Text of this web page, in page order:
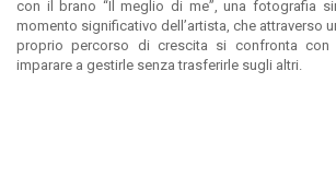
con il brano “Il meglio di me”, una fotografia
momento significativo dell’artista, che attraverso
proprio percorso di crescita si confronta con
imparare a gestirle senza trasferirle sugli altri.